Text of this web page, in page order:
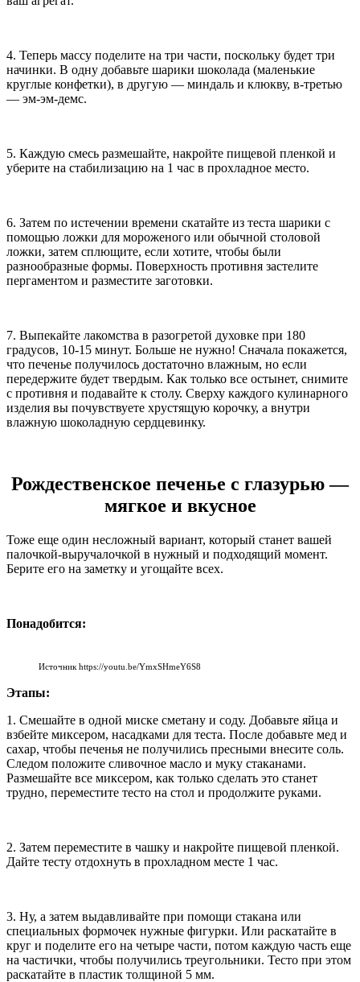
4. Теперь массу поделите на три части, поскольку будет три
начинки. В одну добавьте шарики шоколада (маленькие
круглые конфетки), в другую — миндаль и клюкву, в-третью
— эм-эм-демс.
5. Каждую смесь размешайте, накройте пищевой пленкой и
уберите на стабилизацию на 1 час в прохладное место.
6. Затем по истечении времени скатайте из теста шарики с
помощью ложки для мороженого или обычной столовой
ложки, затем сплющите, если хотите, чтобы были
разнообразные формы. Поверхность противня застелите
пергаментом и разместите заготовки.
7. Выпекайте лакомства в разогретой духовке при 180
градусов, 10-15 минут. Больше не нужно! Сначала покажется,
что печенье получилось достаточно влажным, но если
передержите будет твердым. Как только все остынет, снимите
с противня и подавайте к столу. Сверху каждого кулинарного
изделия вы почувствуете хрустящую корочку, а внутри
влажную шоколадную сердцевинку.
Рождественское печенье с глазурью —
мягкое и вкусное
Тоже еще один несложный вариант, который станет вашей
палочкой-выручалочкой в нужный и подходящий момент.
Берите его на заметку и угощайте всех.
Понадобится:
Источник https://youtu.be/YmxSHmeY6S8
Этапы:
1. Смешайте в одной миске сметану и соду. Добавьте яйца и
взбейте миксером, насадками для теста. После добавьте мед и
сахар, чтобы печенья не получились пресными внесите соль.
Следом положите сливочное масло и муку стаканами.
Размешайте все миксером, как только сделать это станет
трудно, переместите тесто на стол и продолжите руками.
2. Затем переместите в чашку и накройте пищевой пленкой.
Дайте тесту отдохнуть в прохладном месте 1 час.
3. Ну, а затем выдавливайте при помощи стакана или
специальных формочек нужные фигурки. Или раскатайте в
круг и поделите его на четыре части, потом каждую часть еще
на частички, чтобы получились треугольники. Тесто при этом
раскатайте в пластик толщиной 5 мм.